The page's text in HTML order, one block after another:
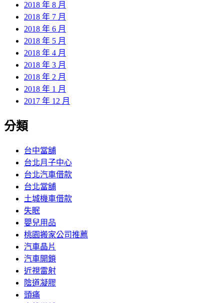
2018 年 8 月
2018 年 7 月
2018 年 6 月
2018 年 5 月
2018 年 4 月
2018 年 3 月
2018 年 2 月
2018 年 1 月
2017 年 12 月
分類
台中當舖
台北月子中心
台北汽車借款
台北當舖
土城機車借款
失眠
嬰兒用品
桃園搬家公司推薦
汽車晶片
汽車開鎖
近視雷射
陰道凝膠
頭痛